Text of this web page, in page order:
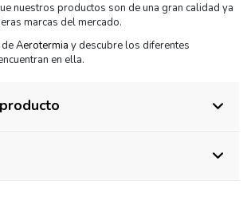
nuestros productos son de una gran calidad ya
marcas del mercado.
Aerotermia y descubre los diferentes
en ella.